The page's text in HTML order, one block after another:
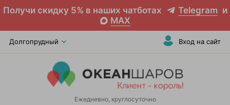
Получи скидку 5% в наших чатботах Telegram и
MAX
Долгопрудный Вход на сайт
Ежедневно, круглосуточно